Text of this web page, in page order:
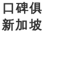
碑俱
加坡